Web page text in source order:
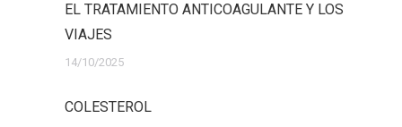
EL TRATAMIENTO ANTICOAGULANTE Y LOS
VIAJES
14/10/2025
COLESTEROL